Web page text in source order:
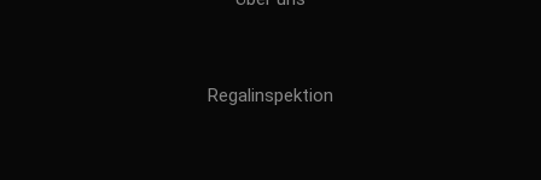
Regalinspektion